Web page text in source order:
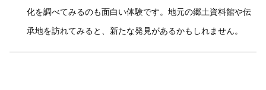
化を調べてみるのも面白い体験です。地元の郷土資料館や伝
承地を訪れてみると、新たな発見があるかもしれません。